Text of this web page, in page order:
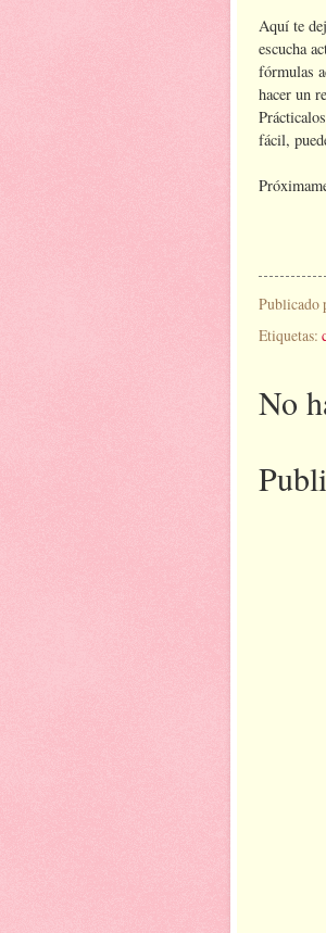
Aquí te
escucha
fórmulas
hacer un
fácil,
Publicado
Etiquetas:
No